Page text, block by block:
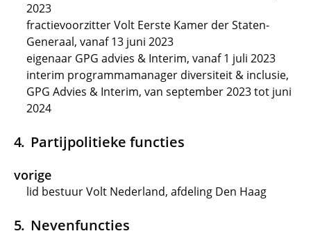
2023
fractievoorzitter Volt Eerste Kamer der Staten-
Generaal, vanaf 13 juni 2023
eigenaar GPG advies & Interim, vanaf 1 juli 2023
interim programmamanager diversiteit & inclusie,
GPG Advies & Interim, van september 2023 tot juni
2024
Partijpolitieke functies
vorige
lid bestuur Volt Nederland, afdeling Den Haag
Nevenfuncties